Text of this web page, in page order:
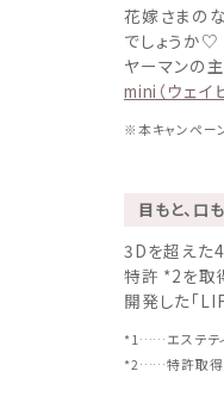
花嫁さまの
でしょうか♡
ヤーマンの
mini（ウェイ
※本キャンペー
目もと、口
3Dを超えた
特許 *2を取
開発した「
*1……エステテ
*2……特許取得